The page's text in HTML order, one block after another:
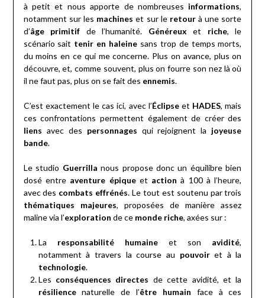
à petit et nous apporte de nombreuses informations,
notamment sur les machines et sur le retourà une sorte
d’âge primitif de l’humanité. Généreux et riche, le
scénario sait tenir en haleine sans trop de temps morts,
du moins en ce qui me concerne. Plus on avance, plus on
découvre, et, comme souvent, plus on fourre son nez là où
il ne faut pas, plus on se fait des ennemis.
C’est exactement le cas ici, avec l’Éclipseet HADES, mais
ces confrontations permettent également de créer des
liens avec des personnages qui rejoignent la joyeuse
bande.
Le studio Guerrilla nous propose donc un équilibre bien
dosé entre aventure épiqueet action à 100 à l’heure,
avec des combats effrénés. Le tout est soutenu par trois
thématiques majeures, proposées de manière assez
maline via l’exploration de ce monde riche, axées sur :
La responsabilité humaineet son avidité,
notamment à travers la course au pouvoiret à la
technologie.
Les conséquences directes de cette avidité, et la
résiliencenaturelle de l’être humain face à ces